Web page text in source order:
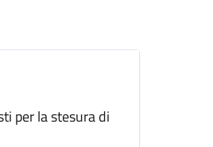
per la stesura di